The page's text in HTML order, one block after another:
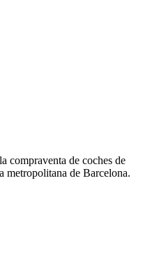
compraventa de coches de
metropolitana de Barcelona.